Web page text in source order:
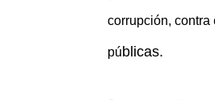
corrupción,
públicas.